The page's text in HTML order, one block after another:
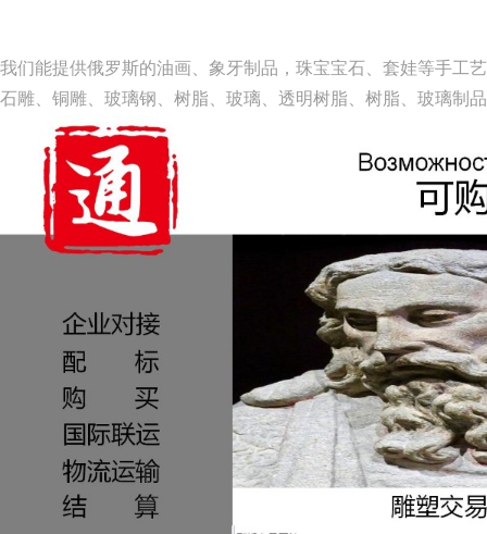
我们能提供俄罗斯的油画、象牙制品，珠宝宝石、套娃等手工
石雕、铜雕、玻璃钢、树脂、玻璃、透明树脂、树脂、玻璃制